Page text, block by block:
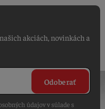
akciách, novinkách a
Odoberať
údajov v súlade s